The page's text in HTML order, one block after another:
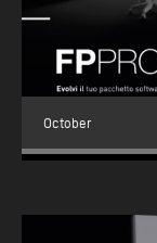
October